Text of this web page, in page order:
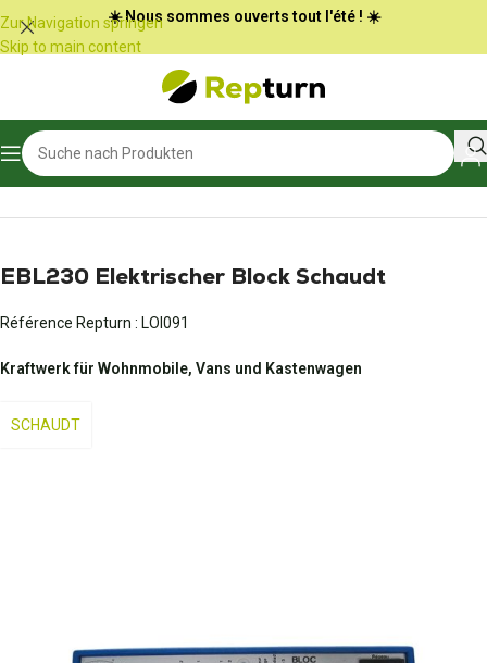
Cookie-Einstellungen
Zur Navigation springen
Skip to main content
☀️ Nous sommes ouverts tout l'été ! ☀️
Start/Wohnmobile und Vans
EBL230 Elektrischer Block Schaudt
Référence Repturn : LOI091
Kraftwerk für Wohnmobile, Vans und Kastenwagen
SCHAUDT